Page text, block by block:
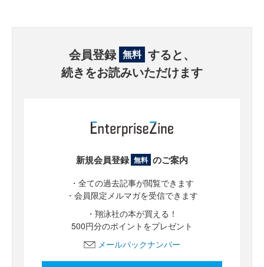
会員登録 無料 すると、
続きをお読みいただけます
新規会員登録 無料 のご案内
・全ての過去記事が閲覧できます
・会員限定メルマガを受信できます
・翔泳社の本が買える！
500円分のポイントをプレゼント
メールバックナンバー